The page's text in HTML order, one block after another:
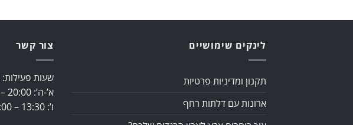
לינקים שימושיים
תקנון ומדיניות פרטיות
ארונות עם דלתות רחף
צור קשר
שעות פעילות:
א’-ה’: 20:00 – 8:00
ו’: 13:30 – 9:00